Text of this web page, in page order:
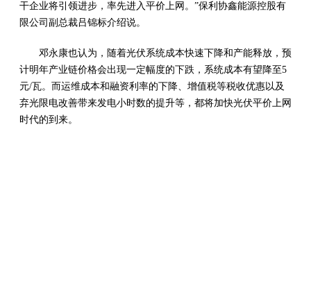
干企业将引领进步，率先进入平价上网。”保利协鑫能源控股有
限公司副总裁吕锦标介绍说。
邓永康也认为，随着光伏系统成本快速下降和产能释放，预
计明年产业链价格会出现一定幅度的下跌，系统成本有望降至5
元/瓦。而运维成本和融资利率的下降、增值税等税收优惠以及
弃光限电改善带来发电小时数的提升等，都将加快光伏平价上网
时代的到来。